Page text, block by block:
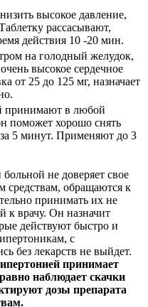
высокое давление,
рассасывают,
действия 10 -20 мин.
на голодный желудок,
высокое сердечное
от 25 до 125 мг, назначает
принимают в любой
поможет хорошо снять
5 минут. Применяют до 3
не доверяет свое
средствам, обращаются к
принимать их не
к врачу. Он назначит
действуют быстро и
с
без лекарств не выйдет.
принимает
наблюдает скачки
дозы препарата